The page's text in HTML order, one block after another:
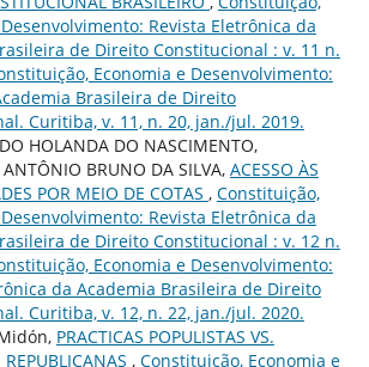
Revista Eletrônica da
de Direito Constitucional : v. 11 n.
Economia e Desenvolvimento:
Brasileira de Direito
Curitiba, v. 11, n. 20, jan./jul. 2019.
HOLANDA DO NASCIMENTO,
ANTÔNIO BRUNO DA SILVA, ACESSO ÀS
POR MEIO DE COTAS , Constituição,
Revista Eletrônica da
de Direito Constitucional : v. 12 n.
Economia e Desenvolvimento:
da Academia Brasileira de Direito
Curitiba, v. 12, n. 22, jan./jul. 2020.
PRACTICAS POPULISTAS VS.
REPUBLICANAS , Constituição, Economia e